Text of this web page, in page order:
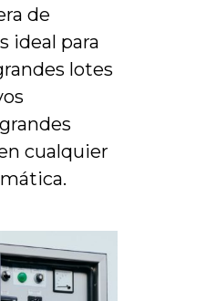
de
ideal para
lotes
cualquier